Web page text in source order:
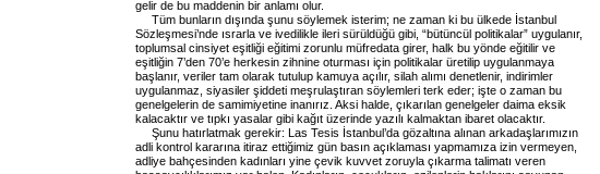
gelir de bu maddenin bir anlamı olur.
Tüm bunların dışında şunu söylemek isterim; ne zaman ki bu ülkede İstanbul
Sözleşmesi’nde ısrarla ve ivedilikle ileri sürüldüğü gibi, “bütüncül politikalar” uygulanır,
toplumsal cinsiyet eşitliği eğitimi zorunlu müfredata girer, halk bu yönde eğitilir ve
eşitliğin 7’den 70’e herkesin zihnine oturması için politikalar üretilip uygulanmaya
başlanır, veriler tam olarak tutulup kamuya açılır, silah alımı denetlenir, indirimler
uygulanmaz, siyasiler şiddeti meşrulaştıran söylemleri terk eder; işte o zaman bu
genelgelerin de samimiyetine inanırız. Aksi halde, çıkarılan genelgeler daima eksik
kalacaktır ve tıpkı yasalar gibi kağıt üzerinde yazılı kalmaktan ibaret olacaktır.
Şunu hatırlatmak gerekir: Las Tesis İstanbul’da gözaltına alınan arkadaşlarımızın
adli kontrol kararına itiraz ettiğimiz gün basın açıklaması yapmamıza izin vermeyen,
adliye bahçesinden kadınları yine çevik kuvvet zoruyla çıkarma talimatı veren